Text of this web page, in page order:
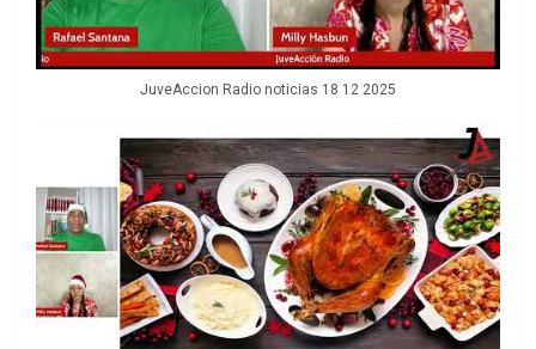
JuveAccion Radio noticias 18 12 2025